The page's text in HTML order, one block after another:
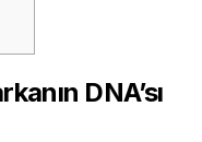
DNA’sı